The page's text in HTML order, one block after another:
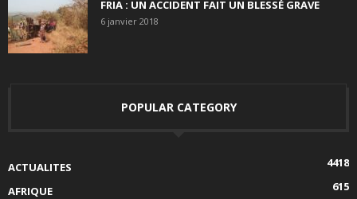
FRIA : UN ACCIDENT FAIT UN BLESSÉ GRAVE
6 janvier 2018
POPULAR CATEGORY
ACTUALITES
4418
AFRIQUE
615